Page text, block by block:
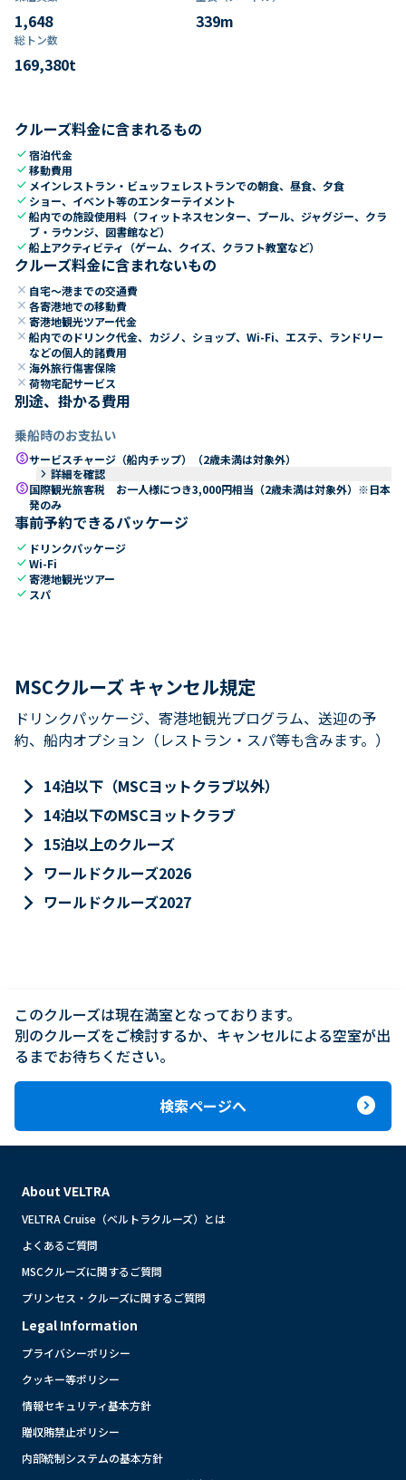
1,648 339m
総トン数​
169,380t
クルーズ料金に含まれるもの
check宿泊代金
check移動費用
check メインレストラン・ビュッフェレストランでの朝食、昼食、夕食
check ショー、イベント等のエンターテイメント
check船内での施設使用料（フィットネスセンター、プール、ジャグジー、クラ
ブ・ラウンジ、図書館など）
check船上アクティビティ（ゲーム、クイズ、クラフト教室など）
クルーズ料金に含まれないもの
close 自宅～港までの交通費
close 各寄港地での移動費
close 寄港地観光ツアー代金
close 船内でのドリンク代金、カジノ、ショップ、Wi-Fi、エステ、ランドリー
などの個人的諸費用
close 海外旅行傷害保険
close 荷物宅配サービス
別途、掛かる費用
乗船時のお支払い
paidサービスチャージ（船内チップ）（2歳未満は対象外）
keyboard_arrow_right 詳細を確認
paid国際観光旅客税 お一人様につき3,000円相当（2歳未満は対象外）※日本
発のみ
事前予約できるパッケージ
check ドリンクパッケージ
checkWi-Fi
check寄港地観光ツアー
check スパ
MSCクルーズ キャンセル規定
ドリンクパッケージ、寄港地観光プログラム、送迎の予
約、船内オプション（レストラン・スパ等も含みます。）
keyboard_arrow_right 14泊以下（MSCヨットクラブ以外）
keyboard_arrow_right 14泊以下のMSCヨットクラブ
keyboard_arrow_right 15泊以上のクルーズ
keyboard_arrow_right ワールドクルーズ2026
keyboard_arrow_right ワールドクルーズ2027
このクルーズは現在満室となっております。
別のクルーズをご検討するか、キャンセルによる空室が出
るまでお待ちください。
検索ページへ expand_circle_right
About VELTRA
VELTRA Cruise（ベルトラクルーズ）とは
よくあるご質問
MSCクルーズに関するご質問
プリンセス・クルーズに関するご質問
Legal Information
プライバシーポリシー
クッキー等ポリシー
情報セキュリティ基本方針
贈収賄禁止ポリシー
内部統制システムの基本方針